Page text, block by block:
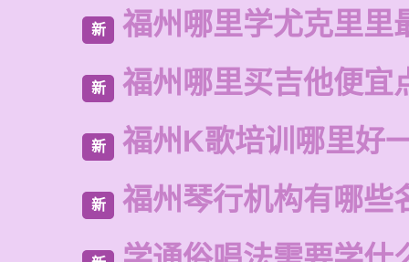
新 福州哪里学尤克里里
新 福州哪里买吉他便宜
新 福州K歌培训哪里好
新 福州琴行机构有哪些